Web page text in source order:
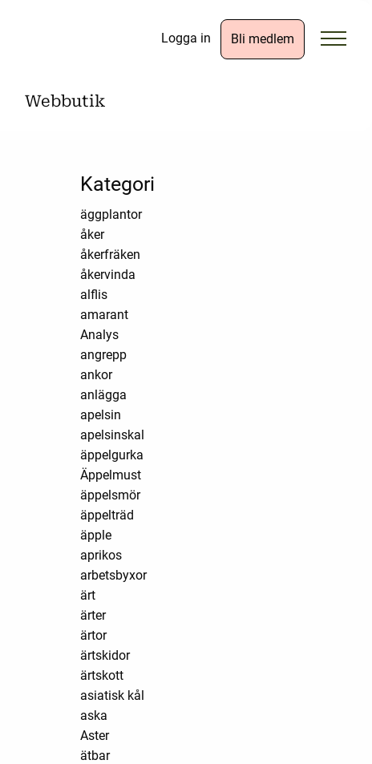
Logga in Bli medlem
Webbutik
Kategori
äggplantor
åker
åkerfräken
åkervinda
alflis
amarant
Analys
angrepp
ankor
anlägga
apelsin
apelsinskal
äppelgurka
Äppelmust
äppelsmör
äppelträd
äpple
aprikos
arbetsbyxor
ärt
ärter
ärtor
ärtskidor
ärtskott
asiatisk kål
aska
Aster
ätbar